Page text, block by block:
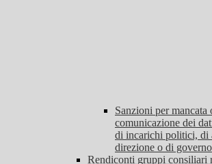
Sanzioni per mancata
comunicazione dei
di incarichi politici, di
direzione o di governo
Rendiconti gruppi consiliari